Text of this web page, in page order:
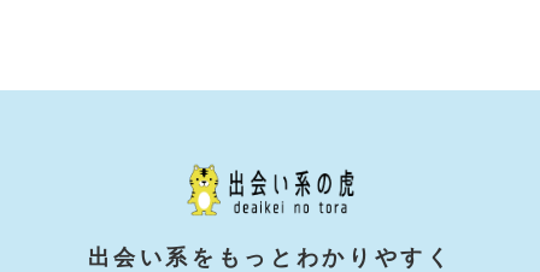
出会い系をもっとわかりやすく